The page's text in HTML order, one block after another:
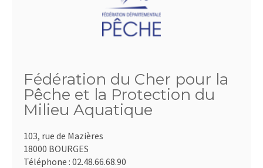
Fédération du Cher pour la
Pêche et la Protection du
Milieu Aquatique
103, rue de Mazières
18000 BOURGES
Téléphone : 02.48.66.68.90